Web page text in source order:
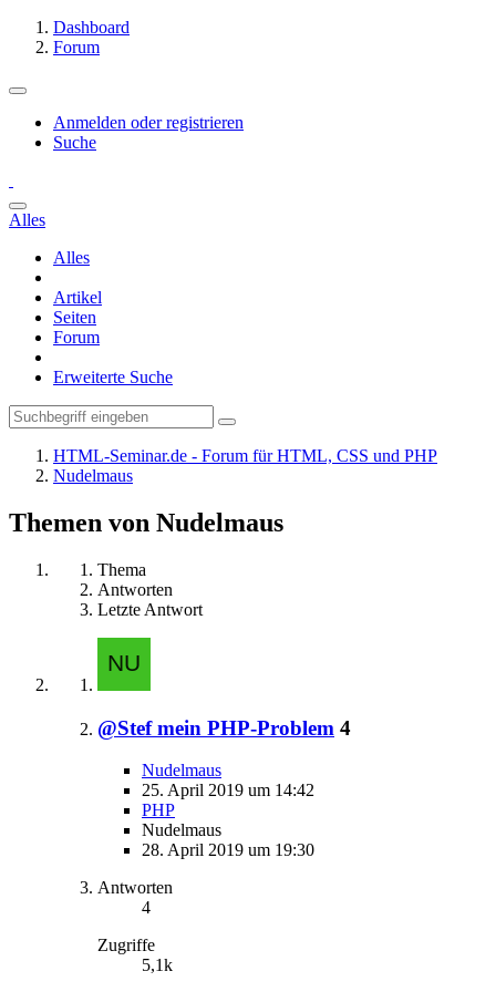
Dashboard
Forum
Anmelden oder registrieren
Suche
Alles
Alles
Artikel
Seiten
Forum
Erweiterte Suche
HTML-Seminar.de - Forum für HTML, CSS und PHP
Nudelmaus
Themen von Nudelmaus
Thema
Antworten
Letzte Antwort
@Stef mein PHP-Problem 4
Nudelmaus
25. April 2019 um 14:42
PHP
Nudelmaus
28. April 2019 um 19:30
Antworten
4
Zugriffe
5,1k